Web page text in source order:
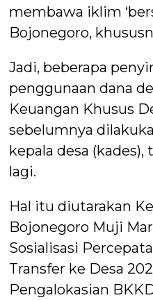
membawa iklim
Bojonegoro,
Jadi, beberapa
penggunaan dana
Keuangan Khusus
sebelumnya
kepala desa
lagi.
Hal itu diutarakan
Bojonegoro Muji
Sosialisasi
Transfer ke Desa
Pengalokasian